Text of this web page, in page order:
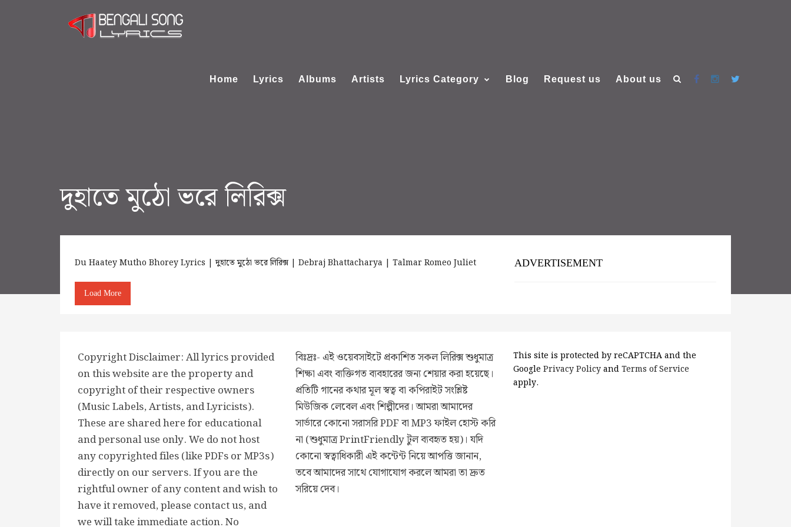
Home Lyrics Albums Artists Lyrics Category Blog Request us About us
দুহাতে মুঠো ভরে লিরিক্স
Du Haatey Mutho Bhorey Lyrics | দুহাতে মুঠো ভরে লিরিক্স | Debraj Bhattacharya | Talmar Romeo Juliet
Load More
ADVERTISEMENT
Copyright Disclaimer: All lyrics provided
on this website are the property and
copyright of their respective owners
(Music Labels, Artists, and Lyricists).
These are shared here for educational
and personal use only. We do not host
any copyrighted files (like PDFs or MP3s)
directly on our servers. If you are the
rightful owner of any content and wish to
have it removed, please contact us, and
we will take immediate action. No
বিঃদ্রঃ- এই ওয়েবসাইটে প্রকাশিত সকল লিরিক্স শুধুমাত্র
শিক্ষা এবং ব্যক্তিগত ব্যবহারের জন্য শেয়ার করা হয়েছে।
প্রতিটি গানের কথার মূল স্বত্ব বা কপিরাইট সংশ্লিষ্ট
মিউজিক লেবেল এবং শিল্পীদের। আমরা আমাদের
সার্ভারে কোনো সরাসরি PDF বা MP3 ফাইল হোস্ট করি
না (শুধুমাত্র PrintFriendly টুল ব্যবহৃত হয়)। যদি
কোনো স্বত্বাধিকারী এই কন্টেন্ট নিয়ে আপত্তি জানান,
তবে আমাদের সাথে যোগাযোগ করলে আমরা তা দ্রুত
সরিয়ে দেব।
This site is protected by reCAPTCHA and the
Google Privacy PolicyandTerms of Service
apply.